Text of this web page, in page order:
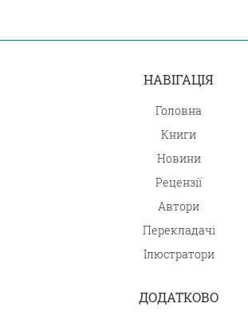
НАВІГАЦІЯ
Головна
Книги
Новини
Рецензії
Автори
Перекладачі
Ілюстратори
ДОДАТКОВО